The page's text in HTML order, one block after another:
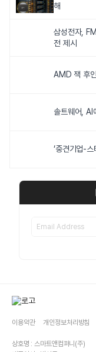
해
삼성전자,
전 제시
AMD 잭 후
솔트웨어, AI
‘중견기업-
이용약관 개인정보처리방침
상호명 : 스마트앤컴퍼니(주)